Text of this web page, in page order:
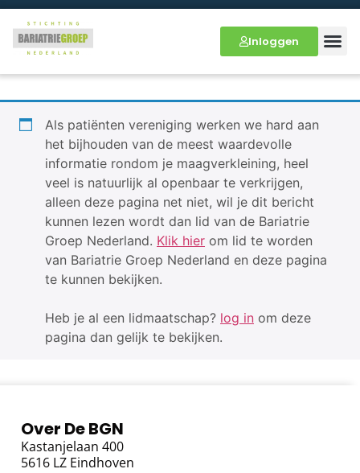
Inloggen
Als patiënten vereniging werken we hard aan
het bijhouden van de meest waardevolle
informatie rondom je maagverkleining, heel
veel is natuurlijk al openbaar te verkrijgen,
alleen deze pagina net niet, wil je dit bericht
kunnen lezen wordt dan lid van de Bariatrie
Groep Nederland. Klik hier om lid te worden
van Bariatrie Groep Nederland en deze pagina
te kunnen bekijken.
Heb je al een lidmaatschap? log in om deze
pagina dan gelijk te bekijken.
Over De BGN
Kastanjelaan 400
5616 LZ Eindhoven